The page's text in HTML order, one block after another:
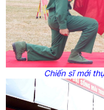
Chiến sĩ mới